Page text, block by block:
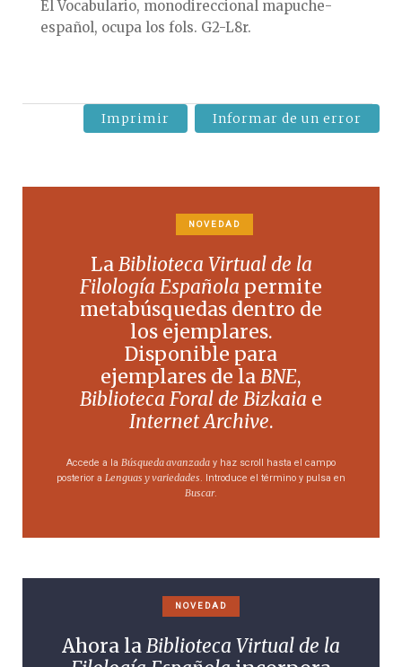
El Vocabulario, monodireccional mapuche-
español, ocupa los fols. G2-L8r.
Imprimir Informar de un error
NOVEDAD
LaBiblioteca Virtual de la
Filología Española permite
metabúsquedas dentro de
los ejemplares.
Disponible para
ejemplares de laBNE,
Biblioteca Foral de Bizkaia e
Internet Archive.
Accede a la Búsqueda avanzada y haz scroll hasta el campo
posterior a Lenguas y variedades . Introduce el término y pulsa en
Buscar.
NOVEDAD
Ahora laBiblioteca Virtual de la